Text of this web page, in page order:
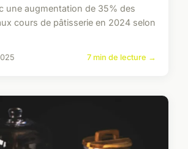
une augmentation de 35% des
cours de pâtisserie en 2024 selon
7 min de lecture →